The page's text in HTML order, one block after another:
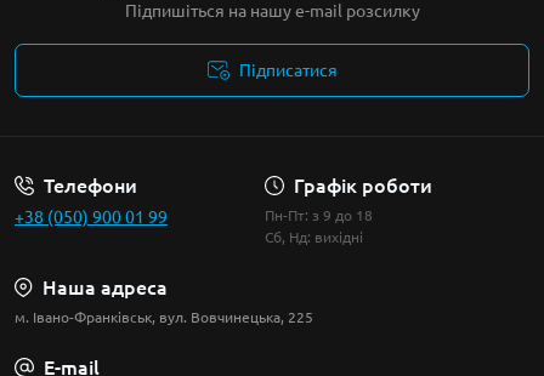
Підпишіться на нашу e-mail розсилку
Підписатися
Телефони
+38 (050) 900 01 99
Графік роботи
Пн-Пт: з 9 до 18
Сб, Нд: вихідні
Наша адреса
м. Івано-Франківськ, вул. Вовчинецька, 225
E-mail